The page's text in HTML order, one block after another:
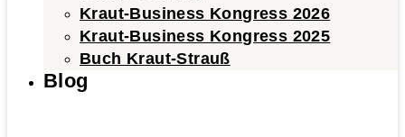
Kraut-Business Kongress 2026
Kraut-Business Kongress 2025
Buch Kraut-Strauß
Blog